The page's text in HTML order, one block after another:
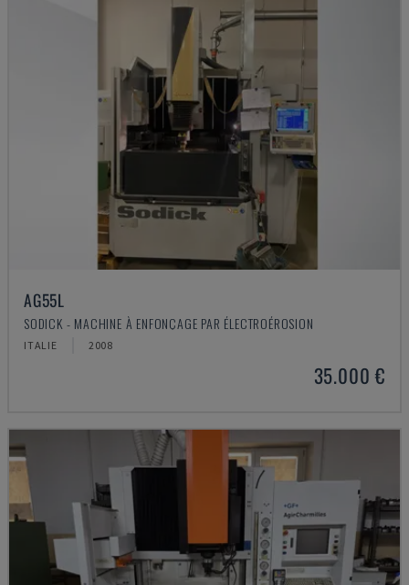
AG55L
SODICK - MACHINE À ENFONÇAGE PAR ÉLECTROÉROSION
ITALIE 2008
35.000 €